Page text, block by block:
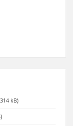
kB)